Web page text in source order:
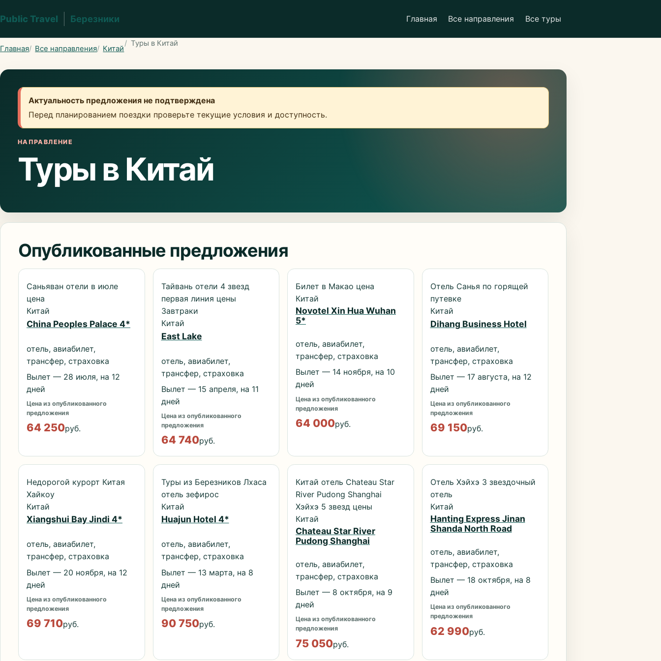
Public Travel Березники Главная Все направления Все туры
Главная Все направления Китай
Туры в Китай
Актуальность предложения не подтверждена
Перед планированием поездки проверьте текущие условия и доступность.
НАПРАВЛЕНИЕ
Туры в Китай
Опубликованные предложения
Саньяван отели в июле
цена
Китай
China Peoples Palace 4*
отель, авиабилет,
трансфер, страховка
Вылет — 28 июля, на 12
дней
Цена из опубликованного
предложения
64 250руб.
Тайвань отели 4 звезд
первая линия цены
Завтраки
Китай
East Lake
отель, авиабилет,
трансфер, страховка
Вылет — 15 апреля, на 11
дней
Цена из опубликованного
предложения
64 740руб.
Билет в Макао цена
Китай
Novotel Xin Hua Wuhan
5*
отель, авиабилет,
трансфер, страховка
Вылет — 14 ноября, на 10
дней
Цена из опубликованного
предложения
64 000руб.
Отель Санья по горящей
путевке
Китай
Dihang Business Hotel
отель, авиабилет,
трансфер, страховка
Вылет — 17 августа, на 12
дней
Цена из опубликованного
предложения
69 150руб.
Недорогой курорт Китая
Хайкоу
Китай
Xiangshui Bay Jindi 4*
отель, авиабилет,
трансфер, страховка
Вылет — 20 ноября, на 12
дней
Цена из опубликованного
предложения
69 710руб.
Туры из Березников Лхаса
отель зефирос
Китай
Huajun Hotel 4*
отель, авиабилет,
трансфер, страховка
Вылет — 13 марта, на 8
дней
Цена из опубликованного
предложения
90 750руб.
Китай отель Chateau Star
River Pudong Shanghai
Хэйхэ 5 звезд цены
Китай
Chateau Star River
Pudong Shanghai
отель, авиабилет,
трансфер, страховка
Вылет — 8 октября, на 9
дней
Цена из опубликованного
предложения
75 050руб.
Отель Хэйхэ 3 звездочный
отель
Китай
Hanting Express Jinan
Shanda North Road
отель, авиабилет,
трансфер, страховка
Вылет — 18 октября, на 8
дней
Цена из опубликованного
предложения
62 990руб.